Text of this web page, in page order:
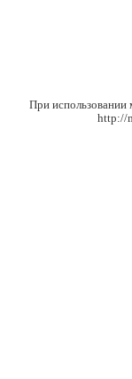
При использовании
http://